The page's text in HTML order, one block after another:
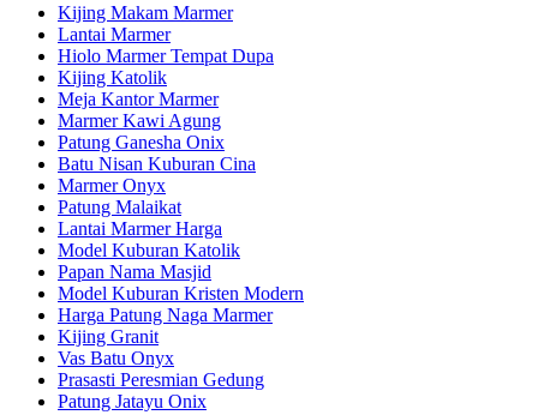
Kijing Makam Marmer
Lantai Marmer
Hiolo Marmer Tempat Dupa
Kijing Katolik
Meja Kantor Marmer
Marmer Kawi Agung
Patung Ganesha Onix
Batu Nisan Kuburan Cina
Marmer Onyx
Patung Malaikat
Lantai Marmer Harga
Model Kuburan Katolik
Papan Nama Masjid
Model Kuburan Kristen Modern
Harga Patung Naga Marmer
Kijing Granit
Vas Batu Onyx
Prasasti Peresmian Gedung
Patung Jatayu Onix